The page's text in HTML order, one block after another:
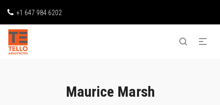
+1 647 984 6202
Maurice Marsh